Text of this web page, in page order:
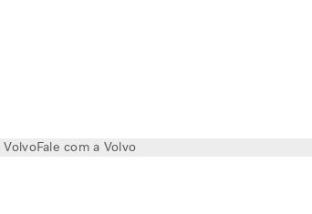
Fale com a Volvo